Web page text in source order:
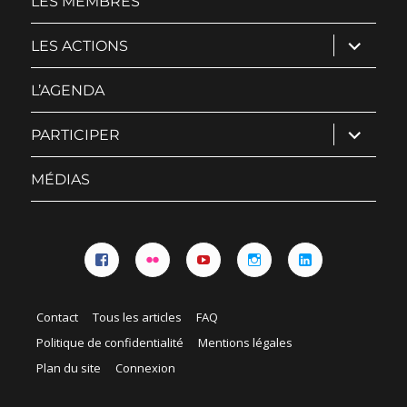
LES ACTIONS ouvrir
le
sous-
L’AGENDA
PARTICIPER ouvrir
le
sous-
MÉDIAS
Contact Tous les articles
FAQ
Politique de confidentialité
Mentions légales
Plan du site
Connexion